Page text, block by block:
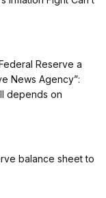
Reserve a
News Agency”:
depends on
balance sheet to